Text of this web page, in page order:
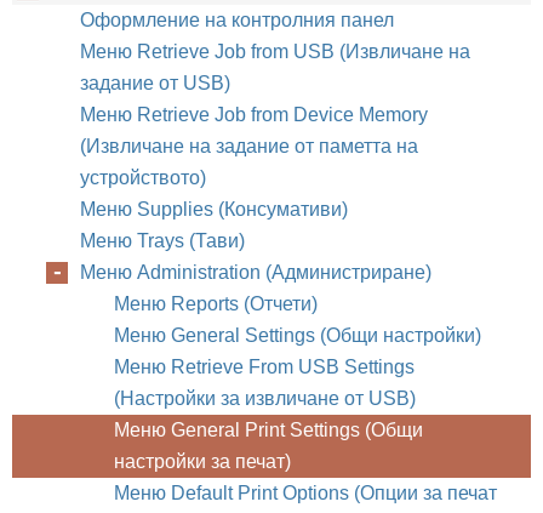
Оформление на контролния панел
Меню Retrieve Job from USB (Извличане на
задание от USB)
Меню Retrieve Job from Device Memory
(Извличане на задание от паметта на
устройството)
Меню Supplies (Консумативи)
Меню Trays (Тави)
Меню Administration (Администриране)
Меню Reports (Отчети)
Меню General Settings (Общи настройки)
Меню Retrieve From USB Settings
(Настройки за извличане от USB)
Меню General Print Settings (Общи
настройки за печат)
Меню Default Print Options (Опции за печат